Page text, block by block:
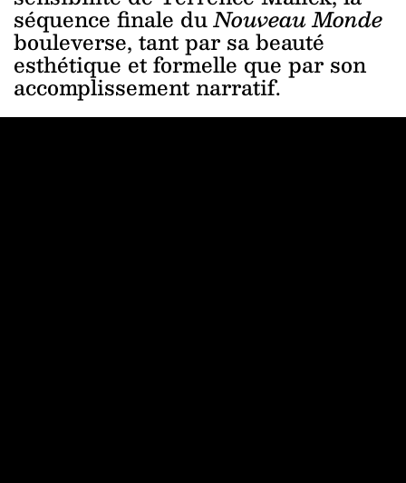
séquence finale duNouveau Monde
bouleverse, tant par sa beauté
esthétique et formelle que par son
accomplissement narratif.